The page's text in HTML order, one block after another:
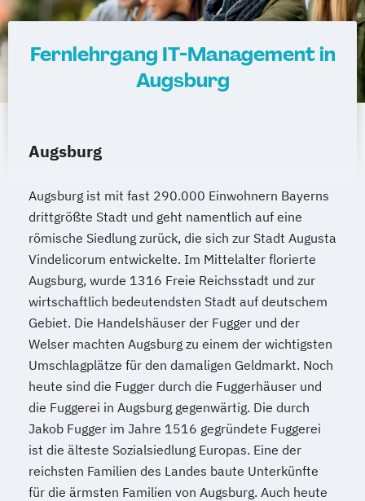
Fernlehrgang IT-Management in
Augsburg
Augsburg
Augsburg ist mit fast 290.000 Einwohnern Bayerns
drittgrößte Stadt und geht namentlich auf eine
römische Siedlung zurück, die sich zur Stadt Augusta
Vindelicorum entwickelte. Im Mittelalter florierte
Augsburg, wurde 1316 Freie Reichsstadt und zur
wirtschaftlich bedeutendsten Stadt auf deutschem
Gebiet. Die Handelshäuser der Fugger und der
Welser machten Augsburg zu einem der wichtigsten
Umschlagplätze für den damaligen Geldmarkt. Noch
heute sind die Fugger durch die Fuggerhäuser und
die Fuggerei in Augsburg gegenwärtig. Die durch
Jakob Fugger im Jahre 1516 gegründete Fuggerei
ist die älteste Sozialsiedlung Europas. Eine der
reichsten Familien des Landes baute Unterkünfte
für die ärmsten Familien von Augsburg. Auch heute